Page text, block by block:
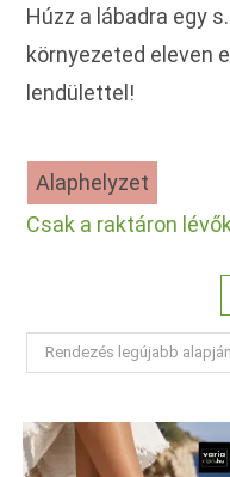
Húzz a lábadra egy
környezeted eleven
lendülettel!
Alaphelyzet
Csak a raktáron
Rendezés legújabb alapján